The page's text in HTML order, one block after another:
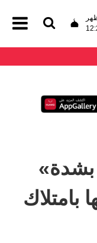
بشدة»
بامتلاك